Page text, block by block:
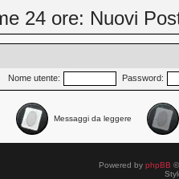
24 ore: Nuovi
Nome utente: Password:
Messaggi da leggere
Powered by phpBB